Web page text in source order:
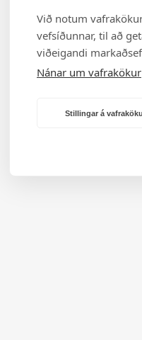
Við notum
vefsíðunnar, til að
viðeigandi
Nánar um vafrakökur
Stillingar á